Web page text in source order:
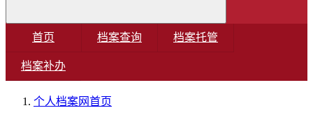
首页 档案查询 档案托管
档案补办
个人档案网首页